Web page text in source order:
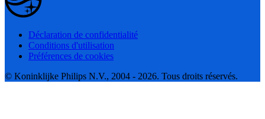
Déclaration de confidentialité
Conditions d'utilisation
Préférences de cookies
© Koninklijke Philips N.V., 2004 - 2026. Tous droits réservés.